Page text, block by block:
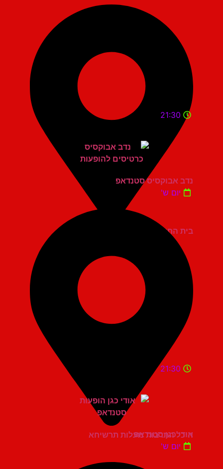
בית החייל תל אביב
21:30
נדב אבוקסיס סטנדאפ
יום ש'
היכל התרבות מעלות תרשיחא
21:30
אודי כגן סטנדאפ
יום ש'